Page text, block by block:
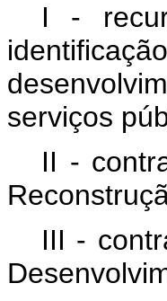
I -
serviços
II -
III -